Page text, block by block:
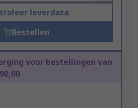
leverdata
Bestellen
voor bestellingen van